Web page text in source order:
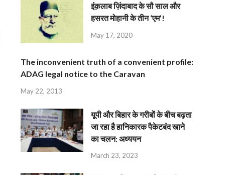
इंक़लाब ज़िंदाबाद के सौ साल और
हसरत मोहानी के तीन ‘एम’!
May 17, 2020
The inconvenient truth of a convenient profile:
ADAG legal notice to the Caravan
May 22, 2013
यूपी और बिहार के गरीबों के बीच बढ़ता
जा रहा है हानिकारक पैकेटबंद खाने
का चलन: अध्ययन
March 23, 2023